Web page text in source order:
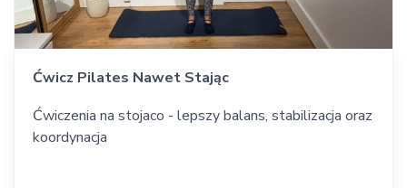
Ćwicz Pilates Nawet Stając
Ćwiczenia na stojaco - lepszy balans, stabilizacja oraz
koordynacja